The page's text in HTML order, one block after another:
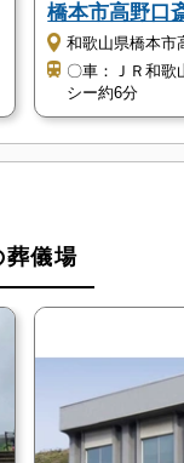
運営する斎場な
安価で執り行え
体を安置するス
い方
併設されている
おすすめで
通りがスムーズ
め費用も身体的
橋本市高野口
和歌山県橋本市
〇車：ＪＲ和歌
シー約6分
葬儀場